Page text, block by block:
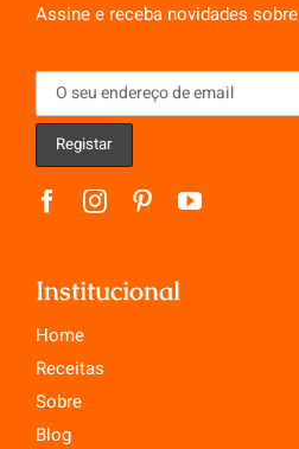
Assine e receba novidades
Institucional
Home
Receitas
Sobre
Blog